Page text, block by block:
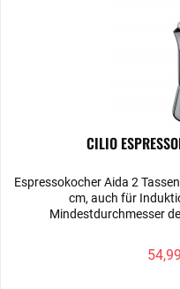
CILIO
Espressokocher Aida 2
cm, auch für
Mindestdurchmesser